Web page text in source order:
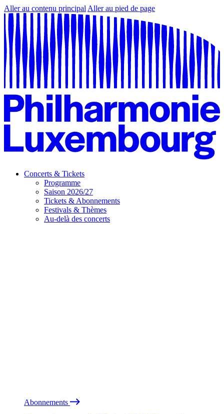
Aller au contenu principal Aller au pied de page
Concerts & Tickets
Programme
Saison 2026/27
Tickets & Abonnements
Festivals & Thèmes
Au-delà des concerts
Abonnements